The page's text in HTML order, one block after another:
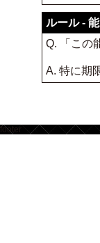
ルール -
Q. 「この
A. 特に期
footer